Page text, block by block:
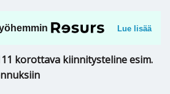
Lue lisää
korottava kiinnitysteline esim.